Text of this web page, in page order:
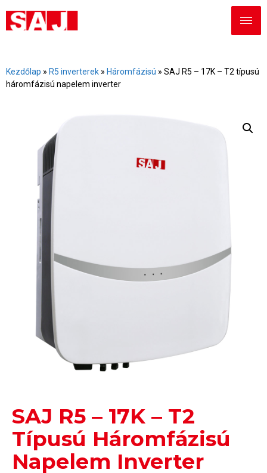
Kezdőlap » R5 inverterek » Háromfázisú » SAJ R5 – 17K – T2 típusú
háromfázisú napelem inverter
SAJ R5 – 17K – T2
Típusú Háromfázisú
Napelem Inverter